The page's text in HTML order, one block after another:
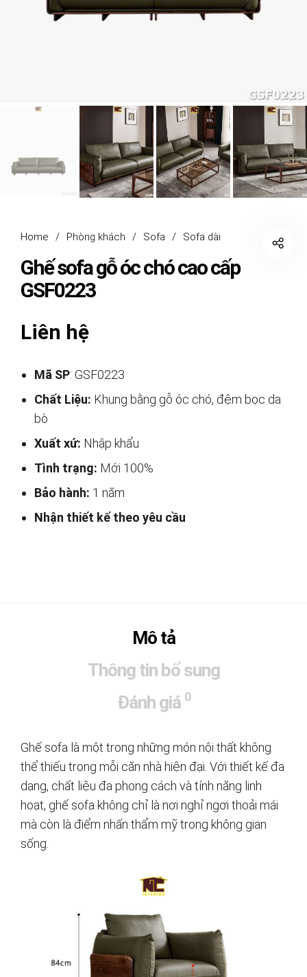
Home / Phòng khách / Sofa / Sofa dài
Ghế sofa gỗ óc chó cao cấp
GSF0223
Liên hệ
Mã SP: GSF0223
Chất Liệu: Khung bằng gỗ óc chó, đệm bọc da
bò
Xuất xứ: Nhập khẩu
Tình trạng: Mới 100%
Bảo hành: 1 năm
Nhận thiết kế theo yêu cầu
Mô tả
Thông tin bổ sung
Đánh giá 0
Ghế sofa là một trong những món nội thất không
thể thiếu trong mỗi căn nhà hiện đại. Với thiết kế đa
dạng, chất liệu đa phong cách và tính năng linh
hoạt, ghế sofa không chỉ là nơi nghỉ ngơi thoải mái
mà còn là điểm nhấn thẩm mỹ trong không gian
sống.